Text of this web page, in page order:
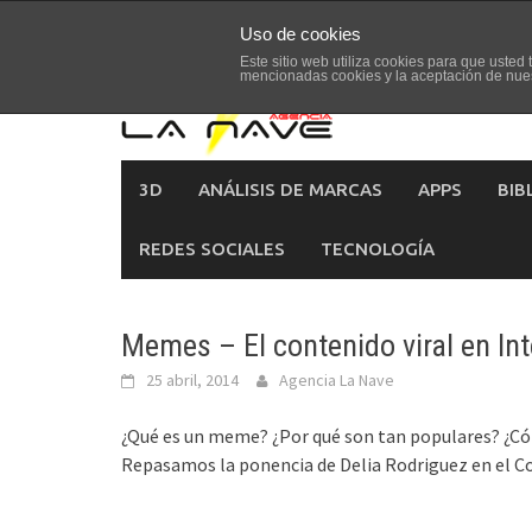
3D ANÁLISIS DE MARCAS APPS
REDES SOCIALES TECNOLOGÍA
Memes – El contenido viral en
25 abril, 2014 Agencia La Nave
¿Qué es un meme? ¿Por qué son tan populares?
Repasamos la ponencia de Delia Rodriguez en el
Uso de cookies
Este sitio web utiliza cookies para que
mencionadas cookies y la aceptación de